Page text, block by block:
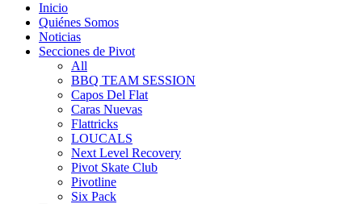
Inicio
Quiénes Somos
Noticias
Secciones de Pivot
All
BBQ TEAM SESSION
Capos Del Flat
Caras Nuevas
Flattricks
LOUCALS
Next Level Recovery
Pivot Skate Club
Pivotline
Six Pack